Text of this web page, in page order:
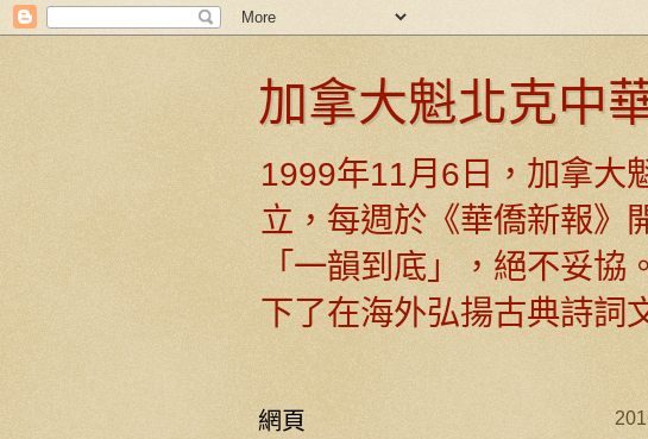
加拿大魁北克中
1999年11月6日，加拿大
立，每週於《華僑新報》
「一韻到底」，絕不妥
下了在海外弘揚古典詩詞
網頁